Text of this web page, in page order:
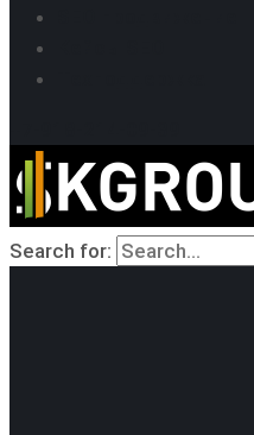
Search for: